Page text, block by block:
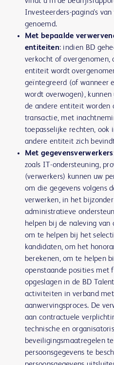
Investeerders-pagina’s
genoemd.
Met bepaalde
entiteiten: indien BD
verkocht of overgenomen,
entiteit wordt
geïntegreerd (of wanneer
wordt overwogen), kunnen
de andere entiteit worden
transactie, met
toepasselijke rechten, ook
andere entiteit zich
Met
zoals IT-ondersteuning,
(verwerkers) kunnen uw
om die gegevens volgens
verwerken, in het
administratieve
helpen bij de naleving van
om te helpen bij het
kandidaten, om het
berekenen, om te helpen
openstaande posities met
opgeslagen in de BD
activiteiten in verband
aanwervingsproces. De
aan contractuele
technische en
beveiligingsmaatregelen
persoonsgegevens te